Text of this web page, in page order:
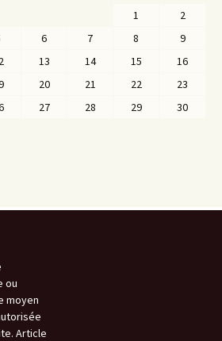
1
2
6 7 8
9
13 14 15
16
20 21 22
23
27 28 29
30
ou
moyen
Article